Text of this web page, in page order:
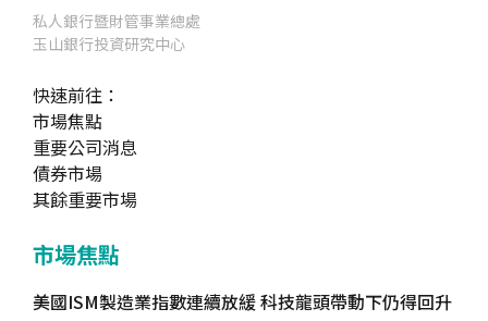
私人銀行暨財管事業總處
玉山銀行投資研究中心
快速前往：
市場焦點
重要公司消息
債券市場
其餘重要市場
市場焦點
美國ISM製造業指數連續放緩 科技龍頭帶動下仍得回升